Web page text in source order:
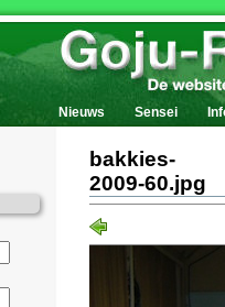
Nieuws Sensei
bakkies-
2009-60.jpg